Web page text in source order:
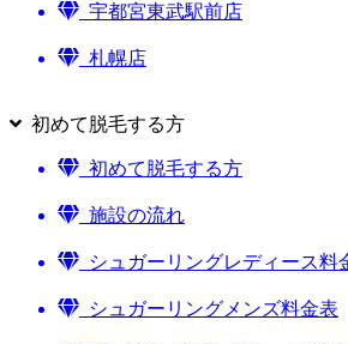
宇都宮東武駅前店
札幌店
初めて脱毛する方
初めて脱毛する方
施設の流れ
シュガーリングレディース料
シュガーリングメンズ料金表